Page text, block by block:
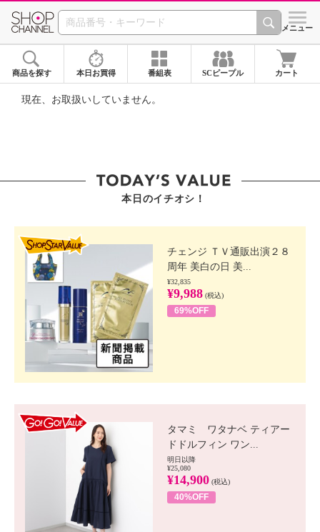
SHOP CHANNEL ショッ
メニュー
商品を探す 本日お買得 番組表 SCピープル カート
現在、お取扱いしていません。
本日のイチオシ！
チェンジ ＴＶ通販出演２８
周年 美白の日 美...
¥32,835
¥9,988 (税込)
69%OFF
タマミ ワタナベ ティアー
ドドルフィン ワン...
明日以降
¥25,080
¥14,900 (税込)
40%OFF